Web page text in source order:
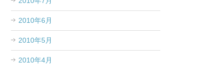
2010年6月
2010年5月
2010年4月